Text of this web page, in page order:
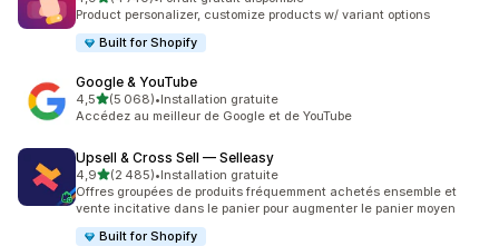
4740 avis au total
Product personalizer, customize products w/ variant options
Built for Shopify
Google & YouTube
4,5étoile(s) sur 5
(5 068)
5068 avis au total
•Installation gratuite
Accédez au meilleur de Google et de YouTube
Upsell & Cross Sell — Selleasy
4,9étoile(s) sur 5
(2 485)
2485 avis au total
•Installation gratuite
Offres groupées de produits fréquemment achetés ensemble et
vente incitative dans le panier pour augmenter le panier moyen
Built for Shopify